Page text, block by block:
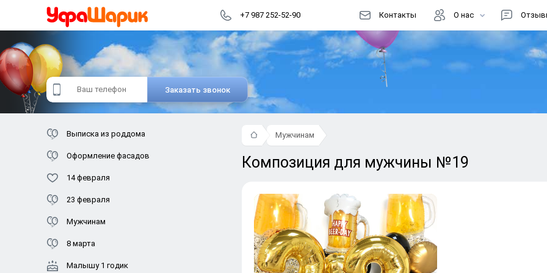
+7 987 252-52-90 Контакты О нас
Акции
Заказать звонок
Мужчинам
Композиция для мужчины №19
Выписка из роддома
Оформление фасадов
14 февраля
23 февраля
Мужчинам
8 марта
Малышу 1 годик